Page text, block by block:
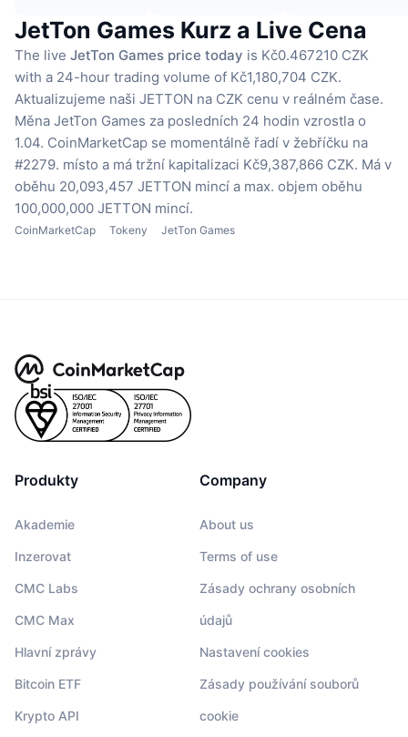
JetTon Games Kurz a Live Cena
The live JetTon Games price today is Kč0.467210 CZK
with a 24-hour trading volume of Kč1,180,704 CZK.
Aktualizujeme naši JETTON na CZK cenu v reálném čase.
Měna JetTon Games za posledních 24 hodin vzrostla o
1.04. CoinMarketCap se momentálně řadí v žebříčku na
#2279. místo a má tržní kapitalizaci Kč9,387,866 CZK. Má v
oběhu 20,093,457 JETTON mincí a max. objem oběhu
100,000,000 JETTON mincí.
CoinMarketCap Tokeny JetTon Games
Produkty
Akademie
Inzerovat
CMC Labs
CMC Max
Hlavní zprávy
Bitcoin ETF
Krypto API
Company
About us
Terms of use
Zásady ochrany osobních
údajů
Nastavení cookies
Zásady používání souborů
cookie